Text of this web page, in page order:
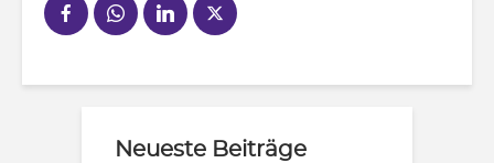
Neueste Beiträge